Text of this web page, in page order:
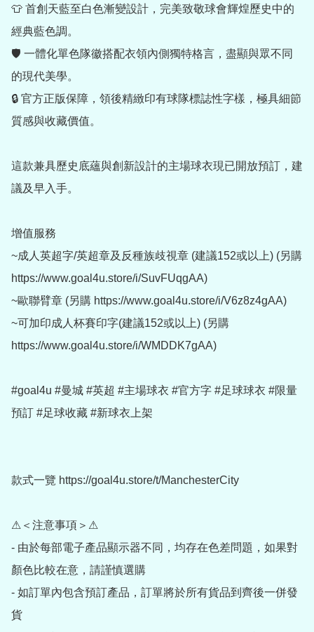
👕 首創天藍至白色漸變設計，完美致敬球會輝煌歷史中的
經典藍色調。
🛡 一體化單色隊徽搭配衣領內側獨特格言，盡顯與眾不同
的現代美學。
🔒 官方正版保障，領後精緻印有球隊標誌性字樣，極具細節
質感與收藏價值。
這款兼具歷史底蘊與創新設計的主場球衣現已開放預訂，建
議及早入手。
增值服務
~成人英超字/英超章及反種族歧視章 (建議152或以上) (另購
https://www.goal4u.store/i/SuvFUqgAA)
~歐聯臂章 (另購 https://www.goal4u.store/i/V6z8z4gAA)
~可加印成人杯賽印字(建議152或以上) (另購
https://www.goal4u.store/i/WMDDK7gAA)
#goal4u #曼城 #英超 #主場球衣 #官方字 #足球球衣 #限量
預訂 #足球收藏 #新球衣上架
款式一覽 https://goal4u.store/t/ManchesterCity
⚠＜注意事項＞⚠
- 由於每部電子產品顯示器不同，均存在色差問題，如果對
顏色比較在意，請謹慎選購
- 如訂單內包含預訂產品，訂單將於所有貨品到齊後一併發
貨